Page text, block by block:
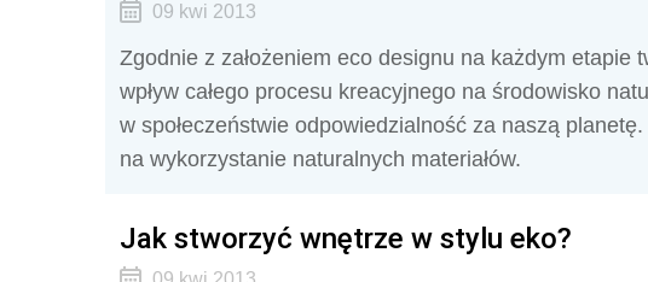
09 kwi 2013
Zgodnie z założeniem eco designu na każdym etapie
wpływ całego procesu kreacyjnego na środowisko
w społeczeństwie odpowiedzialność za naszą
na wykorzystanie naturalnych materiałów.
Jak stworzyć wnętrze w stylu eko?